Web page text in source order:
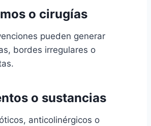
o cirugías
pueden generar
bordes irregulares o
o sustancias
anticolinérgicos o